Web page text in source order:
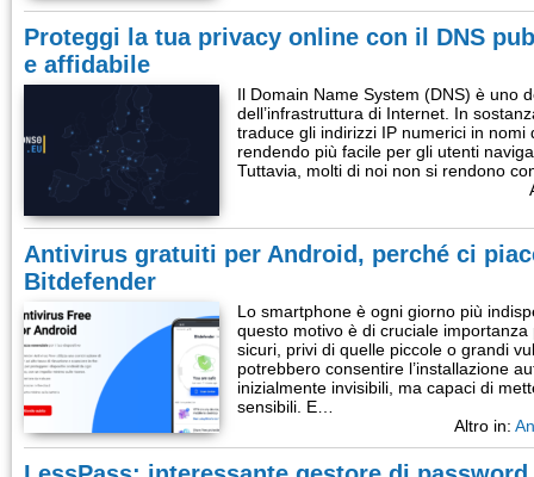
Proteggi la tua privacy online con il DNS
e affidabile
Il Domain Name System (DNS) è uno
dell’infrastruttura di Internet. In
traduce gli indirizzi IP numerici in nomi
rendendo più facile per gli utenti
Tuttavia, molti di noi non si rendono
Antivirus gratuiti per Android, perché ci
Bitdefender
Lo smartphone è ogni giorno più
questo motivo è di cruciale
sicuri, privi di quelle piccole o grandi
potrebbero consentire l’installazione
inizialmente invisibili, ma capaci di
sensibili. E…
Altro in: